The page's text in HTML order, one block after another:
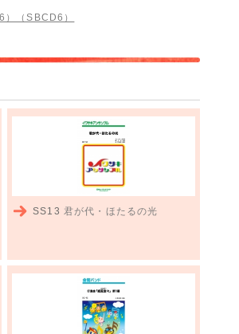
（SBCD6）
SS13 君が代・ほたるの光